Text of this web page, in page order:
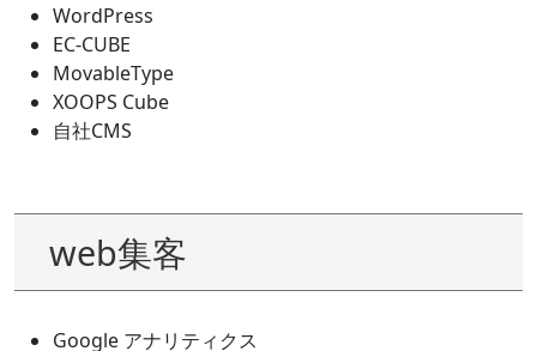
WordPress
EC-CUBE
MovableType
XOOPS Cube
自社CMS
web集客
Google アナリティクス